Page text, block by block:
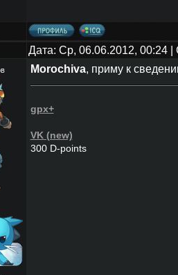
Дата: Ср, 06.06.2012, 00:24
Morochiva, приму к
gpx+
VK (new)
300 D-points